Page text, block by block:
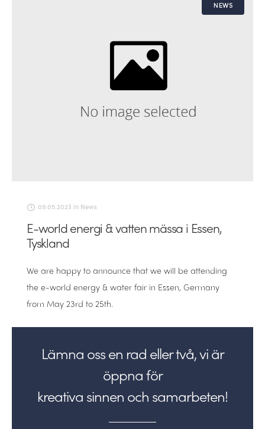
NEWS
09.05.2023 in News
E-world energi & vatten mässa i Essen,
Tyskland
We are happy to announce that we will be attending
the e-world energy & water fair in Essen, Germany
from May 23rd to 25th.
Lämna oss en rad eller två, vi är
öppna för
kreativa sinnen och samarbeten!